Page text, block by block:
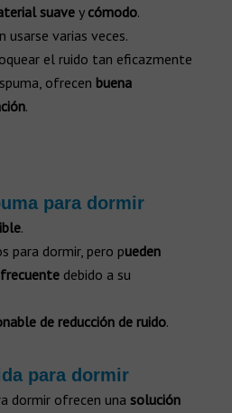
suave y cómodo.
usarse varias veces.
el ruido tan eficazmente
ofrecen buena
.
para dormir
.
para dormir, pero pueden
debido a su
de reducción de ruido.
para dormir
dormir ofrecen una solución